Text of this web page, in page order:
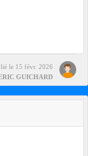
le 15 févr. 2026
GUICHARD